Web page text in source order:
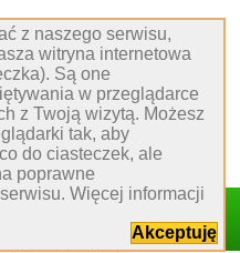
klienta
60 80
obsługi klienta
z naszego serwisu,
witryna internetowa
Są one
w przeglądarce
z Twoją wizytą. Możesz
tak, aby
do ciasteczek, ale
poprawne
Więcej informacji
Akceptuję